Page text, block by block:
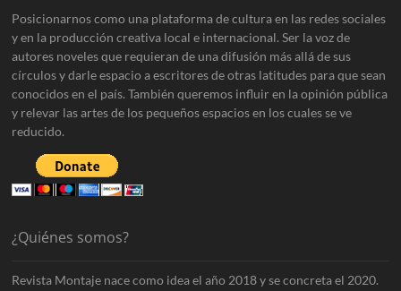
Posicionarnos como una plataforma de cultura en las redes sociales
y en la producción creativa local e internacional. Ser la voz de
autores noveles que requieran de una difusión más allá de sus
círculos y darle espacio a escritores de otras latitudes para que sean
conocidos en el país. También queremos influir en la opinión pública
y relevar las artes de los pequeños espacios en los cuales se ve
reducido.
¿Quiénes somos?
Revista Montaje nace como idea el año 2018 y se concreta el 2020.